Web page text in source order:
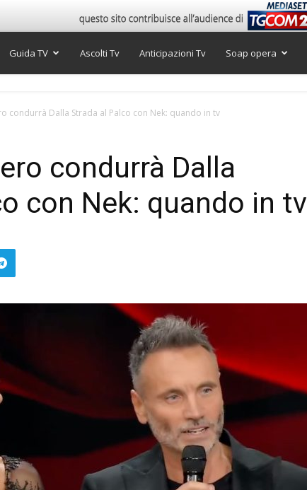
Guida TV Ascolti Tv Anticipazioni Tv Soap opera
condurrà Dalla Strada al Palco con Nek: quando in tv
condurrà Dalla
con Nek: quando in tv